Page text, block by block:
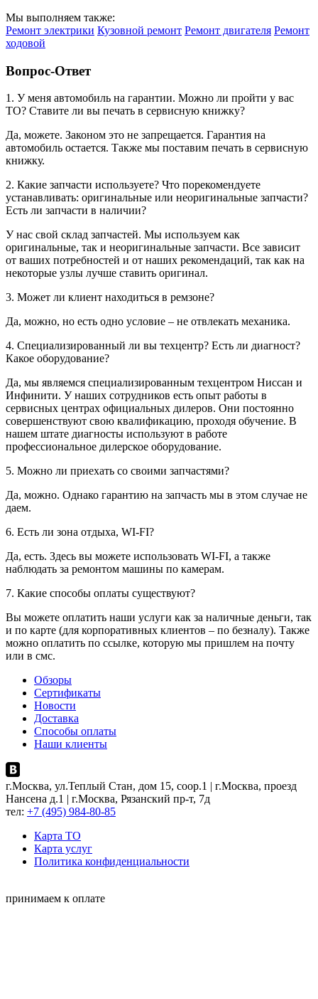
Мы выполняем также:
Ремонт электрики Кузовной ремонт Ремонт двигателя Ремонт
ходовой
Вопрос-Ответ
1. У меня автомобиль на гарантии. Можно ли пройти у вас
ТО? Ставите ли вы печать в сервисную книжку?
Да, можете. Законом это не запрещается. Гарантия на
автомобиль остается. Также мы поставим печать в сервисную
книжку.
2. Какие запчасти используете? Что порекомендуете
устанавливать: оригинальные или неоригинальные запчасти?
Есть ли запчасти в наличии?
У нас свой склад запчастей. Мы используем как
оригинальные, так и неоригинальные запчасти. Все зависит
от ваших потребностей и от наших рекомендаций, так как на
некоторые узлы лучше ставить оригинал.
3. Может ли клиент находиться в ремзоне?
Да, можно, но есть одно условие – не отвлекать механика.
4. Специализированный ли вы техцентр? Есть ли диагност?
Какое оборудование?
Да, мы являемся специализированным техцентром Ниссан и
Инфинити. У наших сотрудников есть опыт работы в
сервисных центрах официальных дилеров. Они постоянно
совершенствуют свою квалификацию, проходя обучение. В
нашем штате диагносты используют в работе
профессиональное дилерское оборудование.
5. Можно ли приехать со своими запчастями?
Да, можно. Однако гарантию на запчасть мы в этом случае не
даем.
6. Есть ли зона отдыха, WI-FI?
Да, есть. Здесь вы можете использовать WI-FI, а также
наблюдать за ремонтом машины по камерам.
7. Какие способы оплаты существуют?
Вы можете оплатить наши услуги как за наличные деньги, так
и по карте (для корпоративных клиентов – по безналу). Также
можно оплатить по ссылке, которую мы пришлем на почту
или в смс.
Обзоры
Сертификаты
Новости
Доставка
Способы оплаты
Наши клиенты
г.Москва, ул.Теплый Стан, дом 15, соор.1 | г.Москва, проезд
Нансена д.1 | г.Москва, Рязанский пр-т, 7д
тел: +7 (495) 984-80-85
Карта ТO
Карта услуг
Политика конфиденциальности
принимаем к оплате